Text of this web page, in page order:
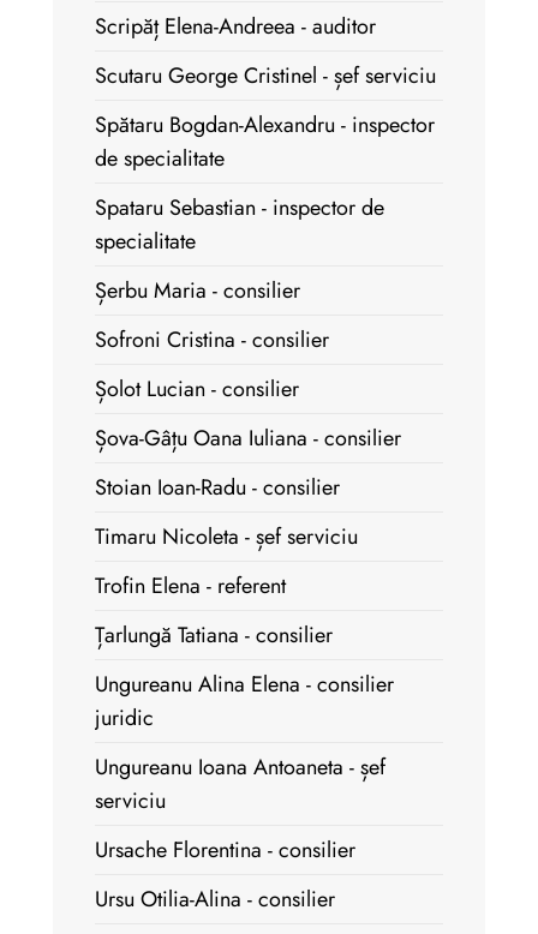
Scripăț Elena-Andreea - auditor
Scutaru George Cristinel - șef serviciu
Spătaru Bogdan-Alexandru - inspector
de specialitate
Spataru Sebastian - inspector de
specialitate
Șerbu Maria - consilier
Sofroni Cristina - consilier
Șolot Lucian - consilier
Șova-Gâțu Oana Iuliana - consilier
Stoian Ioan-Radu - consilier
Timaru Nicoleta - șef serviciu
Trofin Elena - referent
Țarlungă Tatiana - consilier
Ungureanu Alina Elena - consilier
juridic
Ungureanu Ioana Antoaneta - șef
serviciu
Ursache Florentina - consilier
Ursu Otilia-Alina - consilier